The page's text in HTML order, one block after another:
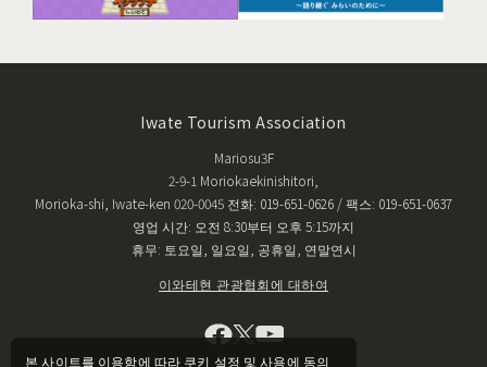
본 사이트를 이용함에 따라 쿠키 설정 및 사용에 동의
Iwate Tourism Association
Mariosu3F
2-9-1 Moriokaekinishitori,
Morioka-shi, Iwate-ken 020-0045 전화: 019-651-0626 / 팩스: 019-651-0637
영업 시간: 오전 8:30부터 오후 5:15까지
휴무: 토요일, 일요일, 공휴일, 연말연시
이와테현 관광협회에 대하여